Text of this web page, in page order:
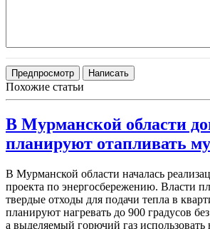
Похожие статьи
В Мурманской области
планируют отапливать
В Мурманской области началась
проекта по энергосбережению. Власти
твердые отходы для подачи тепла в
планируют нагревать до 900 градусов
а выделяемый горючий газ использовать